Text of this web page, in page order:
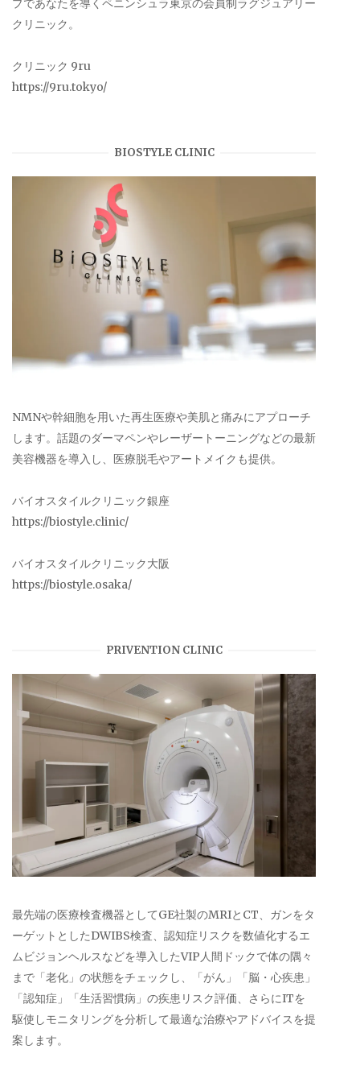
プであなたを導くペニンシュラ東京の会員制ラグジュアリー
クリニック。
クリニック 9ru
https://9ru.tokyo/
BIOSTYLE CLINIC
NMNや幹細胞を用いた再生医療や美肌と痛みにアプローチ
します。話題のダーマペンやレーザートーニングなどの最新
美容機器を導入し、医療脱毛やアートメイクも提供。
バイオスタイルクリニック銀座
https://biostyle.clinic/
バイオスタイルクリニック大阪
https://biostyle.osaka/
PRIVENTION CLINIC
最先端の医療検査機器としてGE社製のMRIとCT、ガンをタ
ーゲットとしたDWIBS検査、認知症リスクを数値化するエ
ムビジョンヘルスなどを導入したVIP人間ドックで体の隅々
まで「老化」の状態をチェックし、「がん」「脳・心疾患」
「認知症」「生活習慣病」の疾患リスク評価、さらにITを
駆使しモニタリングを分析して最適な治療やアドバイスを提
案します。